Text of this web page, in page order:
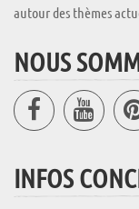
autour des thèmes
NOUS
INFOS